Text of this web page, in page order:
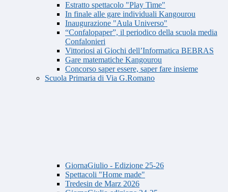
Estratto spettacolo "Play Time"
In finale alle gare individuali Kangourou
Inaugurazione "Aula Universo"
“Confalopaper”, il periodico della scuola media
Confalonieri
Vittoriosi ai Giochi dell’Informatica BEBRAS
Gare matematiche Kangourou
Concorso saper essere, saper fare insieme
Scuola Primaria di Via G.Romano
GiornaGiulio - Edizione 25-26
Spettacoli "Home made"
Tredesin de Marz 2026